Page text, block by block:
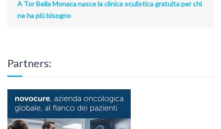
A Tor Bella Monaca nasce la clinica oculistica gratuita per chi
ne ha più bisogno
Partners: